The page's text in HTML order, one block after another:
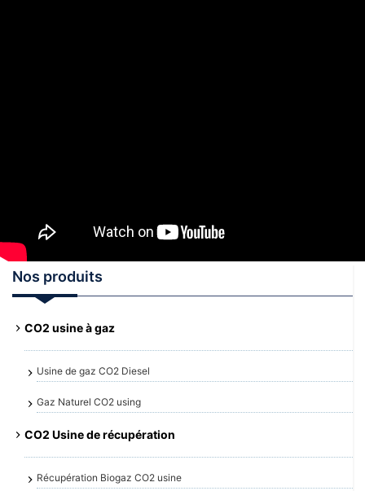
Nos produits
CO2 usine à gaz
Usine de gaz CO2 Diesel
Gaz Naturel CO2 using
CO2 Usine de récupération
Récupération Biogaz CO2 usine